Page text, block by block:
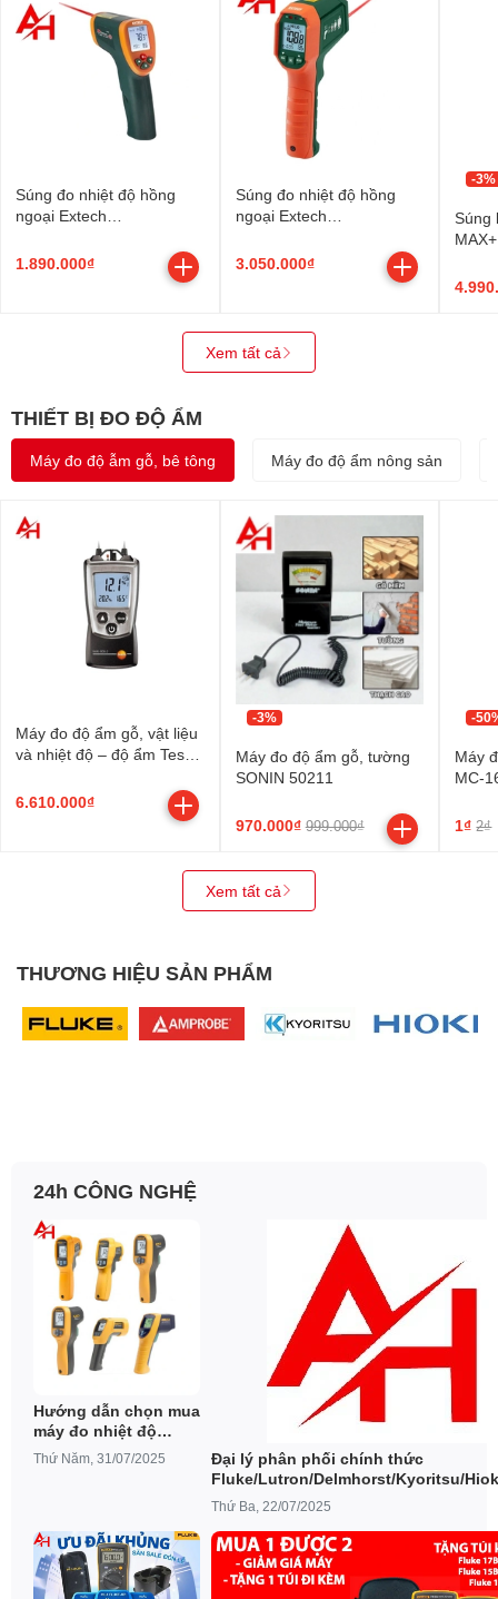
Súng đo nhiệt độ hồng
ngoại Extech
1.890.000₫
Súng đo nhiệt độ hồng
ngoại Extech
3.050.000₫
-3%
Súng
Xem tất cả
THIẾT BỊ ĐO ĐỘ ẨM
Máy đo độ ẫm gỗ, bê tông Máy đo độ ẩm nông sản
Máy đo độ ẩm gỗ, vật liệu
và nhiệt độ – độ ẩm Testo
6.610.000₫
-3%
Máy đo độ ẩm gỗ, tường
SONIN 50211
970.000₫ 999.000₫
-
Máy
MC-
1₫ 2₫
Xem tất cả
THƯƠNG HIỆU SẢN PHẨM
24h CÔNG NGHỆ
Hướng dẫn chọn mua
máy đo nhiệt độ
hồng ngoại Fluke
phù hợp
Thứ Năm, 31/07/2025
Đại lý phân phối chính thức
Fluke/Lutron/Delmhorst/Kyoritsu/
tại TP.HCM
Thứ Ba, 22/07/2025